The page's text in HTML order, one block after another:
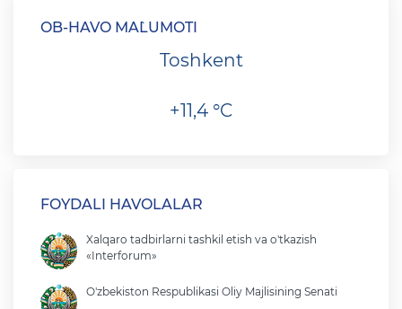
OB-HAVO MA`LUMOTI
Toshkent
+11,4 °C
FOYDALI HAVOLALAR
Xalqaro tadbirlarni tashkil etish va o'tkazish
«Interforum»
O'zbekiston Respublikasi Oliy Majlisining Senati